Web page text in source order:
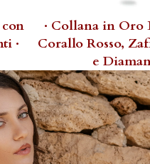
·
· Collana in Oro
Corallo Rosso,
e